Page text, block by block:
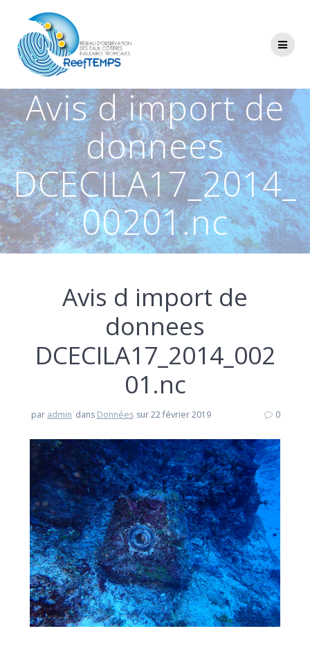
Avis d import de
donnees
DCECILA17_2014_
00201.nc
Avis d import de
donnees
DCECILA17_2014_002
01.nc
par admin dans Données sur 22 février 2019 0